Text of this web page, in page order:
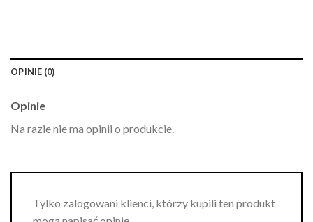
OPINIE (0)
Opinie
Na razie nie ma opinii o produkcie.
Tylko zalogowani klienci, którzy kupili ten produkt